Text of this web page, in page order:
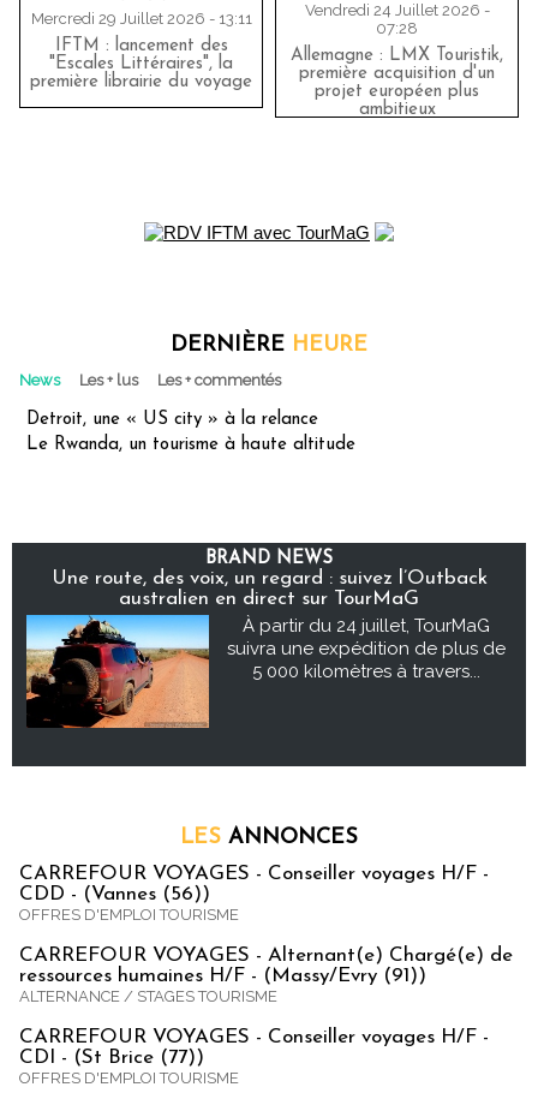
Mercredi 29 Juillet 2026 - 13:11
IFTM : lancement des
"Escales Littéraires", la
première librairie du voyage
Vendredi 24 Juillet 2026 -
07:28
Allemagne : LMX Touristik,
première acquisition d'un
projet européen plus
ambitieux
DERNIÈRE HEURE
News Les + lus Les + commentés
Detroit, une « US city » à la relance
Le Rwanda, un tourisme à haute altitude
BRAND NEWS
Une route, des voix, un regard : suivez l’Outback
australien en direct sur TourMaG
À partir du 24 juillet, TourMaG
suivra une expédition de plus de
5 000 kilomètres à travers...
LES ANNONCES
CARREFOUR VOYAGES - Conseiller voyages H/F -
CDD - (Vannes (56))
OFFRES D'EMPLOI TOURISME
CARREFOUR VOYAGES - Alternant(e) Chargé(e) de
ressources humaines H/F - (Massy/Evry (91))
ALTERNANCE / STAGES TOURISME
CARREFOUR VOYAGES - Conseiller voyages H/F -
CDI - (St Brice (77))
OFFRES D'EMPLOI TOURISME